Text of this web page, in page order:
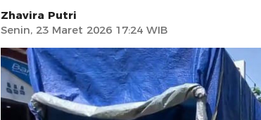
Zhavira Putri
Senin, 23 Maret 2026 17:24 WIB